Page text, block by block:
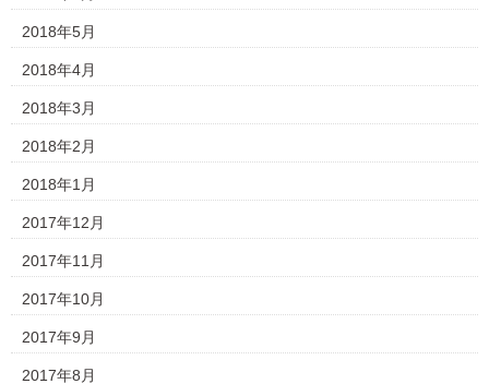
2018年5月
2018年4月
2018年3月
2018年2月
2018年1月
2017年12月
2017年11月
2017年10月
2017年9月
2017年8月